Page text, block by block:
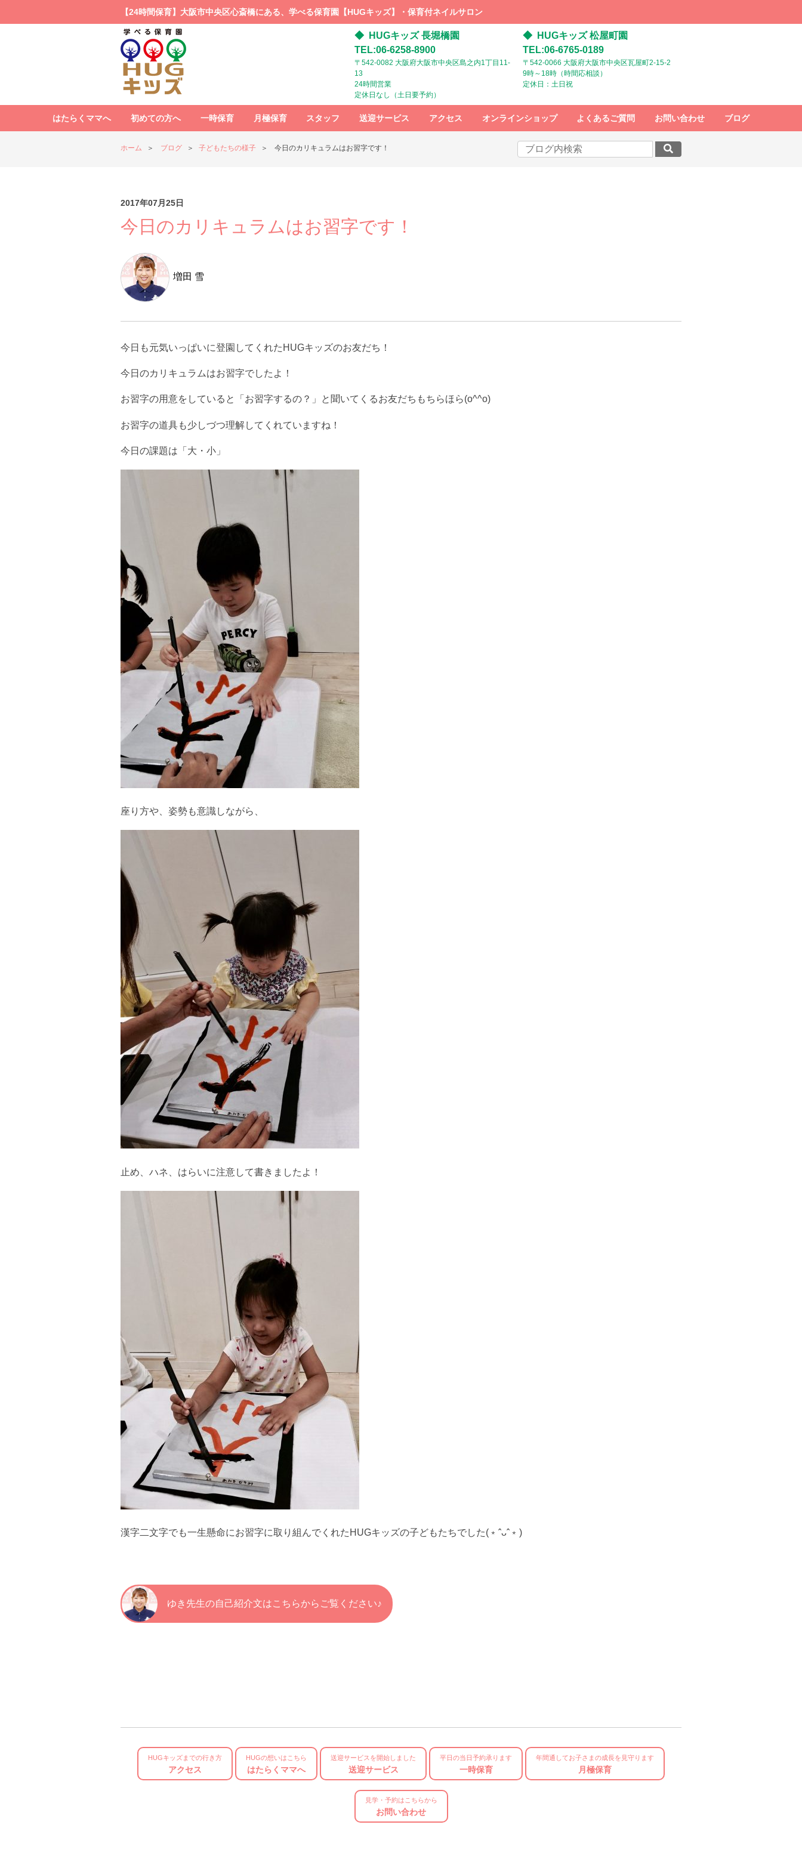
【24時間保育】大阪市中央区心斎橋にある、学べる保育園【HUGキッズ】・保育付ネイルサロン
HUGキッズ 長堀橋園
TEL:06-6258-8900
〒542-0082 大阪府大阪市中央区島之内1丁目11-
13
24時間営業
定休日なし（土日要予約）
HUGキッズ 松屋町園
TEL:06-6765-0189
〒542-0066 大阪府大阪市中央区瓦屋町2-15-2
9時～18時（時間応相談）
定休日：土日祝
はたらくママへ 初めての方へ 一時保育 月極保育 スタッフ
スタッフ募
集
送迎サービス アクセス オンラインショップ よくあるご質問 お問い合わせ ブログ
ホーム ブログ 子どもたちの様子 今日のカリキュラムはお習字です！
2017年07月25日
今日のカリキュラムはお習字です！
増田 雪
今日も元気いっぱいに登園してくれたHUGキッズのお友だち！
今日のカリキュラムはお習字でしたよ！
お習字の用意をしていると「お習字するの？」と聞いてくるお友だちもちらほら(o^^o)
お習字の道具も少しづつ理解してくれていますね！
今日の課題は「大・小」
座り方や、姿勢も意識しながら、
止め、ハネ、はらいに注意して書きましたよ！
漢字二文字でも一生懸命にお習字に取り組んでくれたHUGキッズの子どもたちでした(﹡ˆᴗˆ﹡)
ゆき先生の自己紹介文はこちらからご覧ください♪
HUGキッズまでの行き方
アクセス
HUGの想いはこちら
はたらくママへ
送迎サービスを開始しました
送迎サービス
平日の当日予約承ります
一時保育
年間通してお子さまの成長を見守ります
月極保育
見学・予約はこちらから
お問い合わせ